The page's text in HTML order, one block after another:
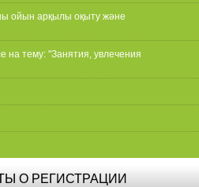
ойын арқылы оқыту және
на тему: "Занятия, увлечения
О РЕГИСТРАЦИИ